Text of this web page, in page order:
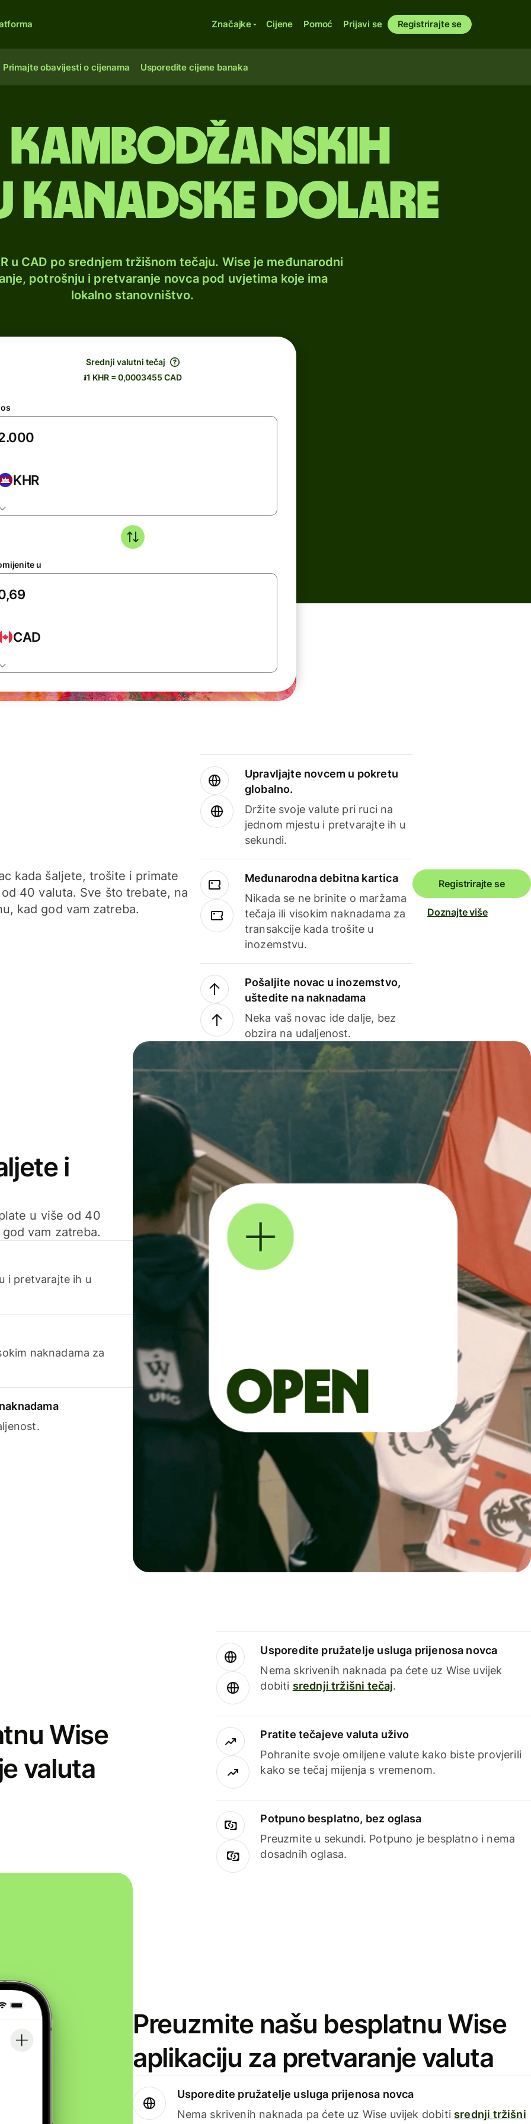
Značajke Cijene Pomoć Prijavi se Registrirajte se
Primajte obavijesti o cijenama Usporedite cijene banaka
kambodžanskih
dolare
u CAD po srednjem tržišnom tečaju. Wise je međunarodni
potrošnju i pretvaranje novca pod uvjetima koje ima
lokalno stanovništvo.
Srednji valutni tečaj
៛1 KHR = 0,0003455 CAD
KHR
u
CAD
kada šaljete, trošite i primate
40 valuta. Sve što trebate, na
kad god vam zatreba.
Upravljajte novcem u pokretu
globalno.
Držite svoje valute pri ruci na
jednom mjestu i pretvarajte ih u
sekundi.
Međunarodna debitna kartica
Nikada se ne brinite o maržama
tečaja ili visokim naknadama za
transakcije kada trošite u
inozemstvu.
Pošaljite novac u inozemstvo,
uštedite na naknadama
Neka vaš novac ide dalje, bez
obzira na udaljenost.
Registrirajte se
Doznajte više
i
u više od 40
vam zatreba.
i pretvarajte ih u
naknadama za
Wise
valuta
Usporedite pružatelje usluga prijenosa novca
Nema skrivenih naknada pa ćete uz Wise uvijek
dobiti srednji tržišni tečaj.
Pratite tečajeve valuta uživo
Pohranite svoje omiljene valute kako biste provjerili
kako se tečaj mijenja s vremenom.
Potpuno besplatno, bez oglasa
Preuzmite u sekundi. Potpuno je besplatno i nema
dosadnih oglasa.
Preuzmite našu besplatnu Wise
aplikaciju za pretvaranje valuta
Usporedite pružatelje usluga prijenosa novca
Nema skrivenih naknada pa ćete uz Wise uvijek dobiti srednji tržišni